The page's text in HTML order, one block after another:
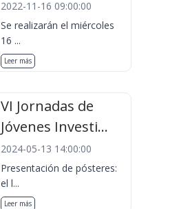
2022-11-16 09:00:00
Se realizarán el miércoles
16 ...
Leer más
VI Jornadas de
Jóvenes Investi...
2024-05-13 14:00:00
Presentación de pósteres:
el l...
Leer más